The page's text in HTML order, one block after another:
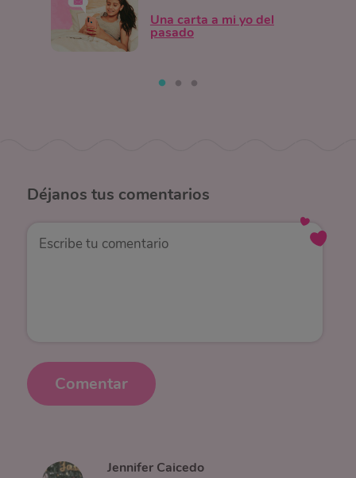
Una carta a mi yo del
pasado
Déjanos tus comentarios
Comentar
Jennifer Caicedo